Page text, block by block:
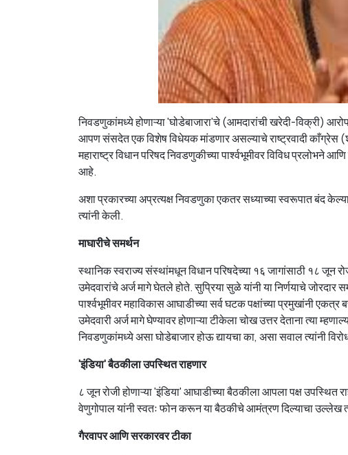
निवडणुकांमध्ये होणाऱ्या 'घोडेबाजारा'चे (आमदारांची खरेदी-विक्री)
आपण संसदेत एक विशेष विधेयक मांडणार असल्याचे राष्ट्रवादी काँग्रेस
महाराष्ट्र विधान परिषद निवडणुकीच्या पार्श्वभूमीवर विविध प्रलोभने
आहे.
अशा प्रकारच्या अप्रत्यक्ष निवडणुका एकतर सध्याच्या स्वरूपात बंद
त्यांनी केली.
माघारीचे समर्थन
स्थानिक स्वराज्य संस्थांमधून विधान परिषदेच्या १६ जागांसाठी १८ जून
उमेदवारांचे अर्ज मागे घेतले होते. सुप्रिया सुळे यांनी या निर्णयाचे
पार्श्वभूमीवर महाविकास आघाडीच्या सर्व घटक पक्षांच्या प्रमुखांनी
उमेदवारी अर्ज मागे घेण्यावर होणाऱ्या टीकेला चोख उत्तर देताना त्या
निवडणुकांमध्ये असा घोडेबाजार होऊ द्यायचा का, असा सवाल त्यांनी
'इंडिया' बैठकीला उपस्थित राहणार
८ जून रोजी होणाऱ्या 'इंडिया' आघाडीच्या बैठकीला आपला पक्ष
वेणुगोपाल यांनी स्वतः फोन करून या बैठकीचे आमंत्रण दिल्याचा उल्लेख
गैरवापर आणि सरकारवर टीका